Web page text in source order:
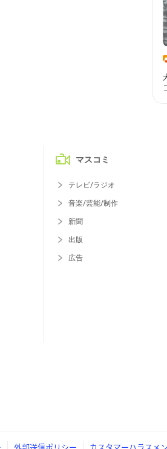
マスコミ
テレビ/ラジオ
音楽/芸能/制作
新聞
出版
広告